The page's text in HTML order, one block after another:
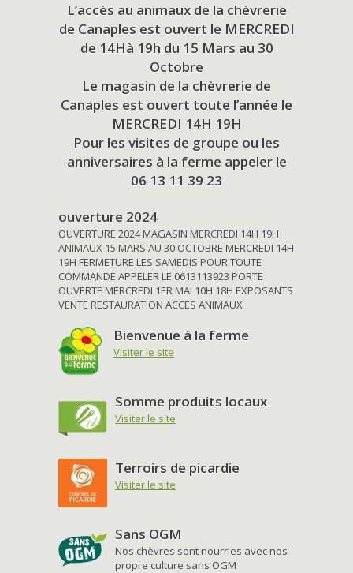
L’accès au animaux de la chèvrerie
de Canaples est ouvert le MERCREDI
de 14Hà 19h du 15 Mars au 30
Octobre
Le magasin de la chèvrerie de
Canaples est ouvert toute l’année le
MERCREDI 14H 19H
Pour les visites de groupe ou les
anniversaires à la ferme appeler le
06 13 11 39 23
ouverture 2024
OUVERTURE 2024 MAGASIN MERCREDI 14H 19H
ANIMAUX 15 MARS AU 30 OCTOBRE MERCREDI 14H
19H FERMETURE LES SAMEDIS POUR TOUTE
COMMANDE APPELER LE 0613113923 PORTE
OUVERTE MERCREDI 1ER MAI 10H 18H EXPOSANTS
VENTE RESTAURATION ACCES ANIMAUX
Bienvenue à la ferme
Visiter le site
Somme produits locaux
Visiter le site
Terroirs de picardie
Visiter le site
Sans OGM
Nos chèvres sont nourries avec nos
propre culture sans OGM